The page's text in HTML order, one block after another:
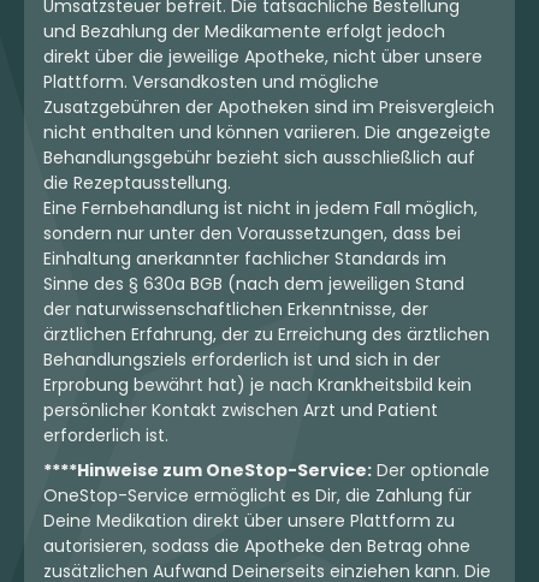
Umsatzsteuer befreit. Die tatsächliche Bestellung
und Bezahlung der Medikamente erfolgt jedoch
direkt über die jeweilige Apotheke, nicht über unsere
Plattform. Versandkosten und mögliche
Zusatzgebühren der Apotheken sind im Preisvergleich
nicht enthalten und können variieren. Die angezeigte
Behandlungsgebühr bezieht sich ausschließlich auf
die Rezeptausstellung.
Eine Fernbehandlung ist nicht in jedem Fall möglich,
sondern nur unter den Voraussetzungen, dass bei
Einhaltung anerkannter fachlicher Standards im
Sinne des § 630a BGB (nach dem jeweiligen Stand
der naturwissenschaftlichen Erkenntnisse, der
ärztlichen Erfahrung, der zu Erreichung des ärztlichen
Behandlungsziels erforderlich ist und sich in der
Erprobung bewährt hat) je nach Krankheitsbild kein
persönlicher Kontakt zwischen Arzt und Patient
erforderlich ist.
****Hinweise zum OneStop-Service: Der optionale
OneStop-Service ermöglicht es Dir, die Zahlung für
Deine Medikation direkt über unsere Plattform zu
autorisieren, sodass die Apotheke den Betrag ohne
zusätzlichen Aufwand Deinerseits einziehen kann. Die